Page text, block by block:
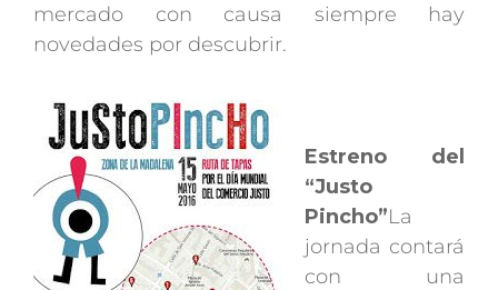
mercado con causa siempre hay
novedades por descubrir.
Estreno del
“Justo
Pincho”La
jornada contará
con una